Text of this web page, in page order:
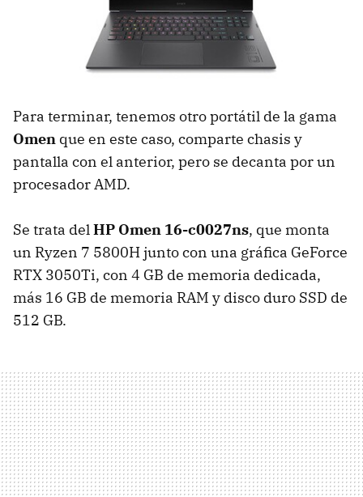
Para terminar, tenemos otro portátil de la gama
Omen que en este caso, comparte chasis y
pantalla con el anterior, pero se decanta por un
procesador AMD.
Se trata delHP Omen 16-c0027ns, que monta
un Ryzen 7 5800H junto con una gráfica GeForce
RTX 3050Ti, con 4 GB de memoria dedicada,
más 16 GB de memoria RAM y disco duro SSD de
512 GB.